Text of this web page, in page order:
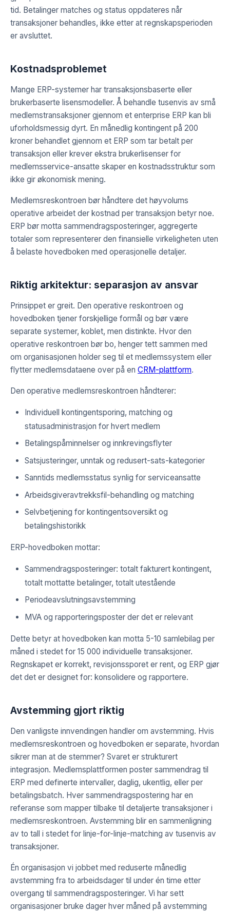
tid. Betalinger matches og status oppdateres når
transaksjoner behandles, ikke etter at regnskapsperioden
er avsluttet.
Kostnadsproblemet
Mange ERP-systemer har transaksjonsbaserte eller
brukerbaserte lisensmodeller. Å behandle tusenvis av små
medlemstransaksjoner gjennom et enterprise ERP kan bli
uforholdsmessig dyrt. En månedlig kontingent på 200
kroner behandlet gjennom et ERP som tar betalt per
transaksjon eller krever ekstra brukerlisenser for
medlemsservice-ansatte skaper en kostnadsstruktur som
ikke gir økonomisk mening.
Medlemsreskontroen bør håndtere det høyvolums
operative arbeidet der kostnad per transaksjon betyr noe.
ERP bør motta sammendragsposteringer, aggregerte
totaler som representerer den finansielle virkeligheten uten
å belaste hovedboken med operasjonelle detaljer.
Riktig arkitektur: separasjon av ansvar
Prinsippet er greit. Den operative reskontroen og
hovedboken tjener forskjellige formål og bør være
separate systemer, koblet, men distinkte. Hvor den
operative reskontroen bør bo, henger tett sammen med
om organisasjonen holder seg til et medlemssystem eller
flytter medlemsdataene over på en CRM-plattform.
Den operative medlemsreskontroen håndterer:
Individuell kontingentsporing, matching og
statusadministrasjon for hvert medlem
Betalingspåminnelser og innkrevingsflyter
Satsjusteringer, unntak og redusert-sats-kategorier
Sanntids medlemsstatus synlig for serviceansatte
Arbeidsgiveravtrekksfil-behandling og matching
Selvbetjening for kontingentsoversikt og
betalingshistorikk
ERP-hovedboken mottar:
Sammendragsposteringer: totalt fakturert kontingent,
totalt mottatte betalinger, totalt utestående
Periodeavslutningsavstemming
MVA og rapporteringsposter der det er relevant
Dette betyr at hovedboken kan motta 5-10 samlebilag per
måned i stedet for 15 000 individuelle transaksjoner.
Regnskapet er korrekt, revisjonssporet er rent, og ERP gjør
det det er designet for: konsolidere og rapportere.
Avstemming gjort riktig
Den vanligste innvendingen handler om avstemming. Hvis
medlemsreskontroen og hovedboken er separate, hvordan
sikrer man at de stemmer? Svaret er strukturert
integrasjon. Medlemsplattformen poster sammendrag til
ERP med definerte intervaller, daglig, ukentlig, eller per
betalingsbatch. Hver sammendragspostering har en
referanse som mapper tilbake til detaljerte transaksjoner i
medlemsreskontroen. Avstemming blir en sammenligning
av to tall i stedet for linje-for-linje-matching av tusenvis av
transaksjoner.
Én organisasjon vi jobbet med reduserte månedlig
avstemming fra to arbeidsdager til under én time etter
overgang til sammendragsposteringer. Vi har sett
organisasjoner bruke dager hver måned på avstemming